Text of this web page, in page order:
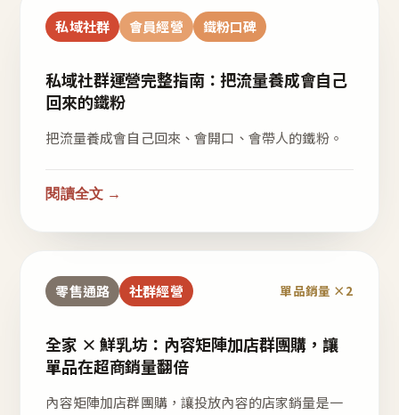
私域社群 會員經營 鐵粉口碑
私域社群運營完整指南：把流量養成會自己
回來的鐵粉
把流量養成會自己回來、會開口、會帶人的鐵粉。
閱讀全文 →
零售通路 社群經營 單品銷量 ×2
全家 × 鮮乳坊：內容矩陣加店群團購，讓
單品在超商銷量翻倍
內容矩陣加店群團購，讓投放內容的店家銷量是一